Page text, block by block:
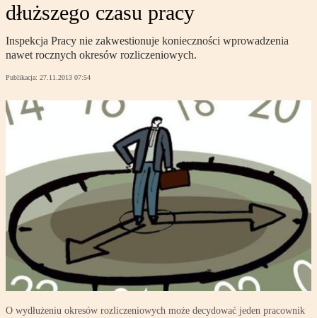
dłuższego czasu pracy
Inspekcja Pracy nie zakwestionuje konieczności wprowadzenia
nawet rocznych okresów rozliczeniowych.
Publikacja: 27.11.2013 07:54
O wydłużeniu okresów rozliczeniowych może decydować jeden pracownik